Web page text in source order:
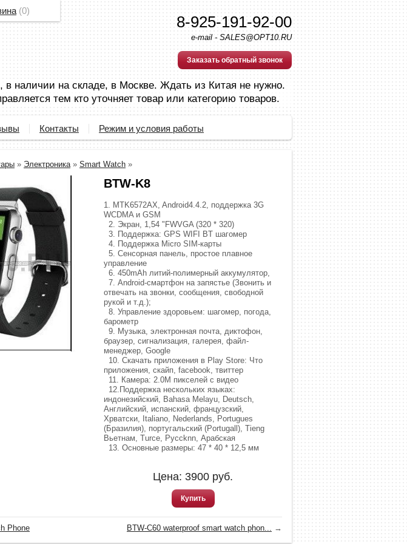
8-925-191-92-00
e-mail - SALES@OPT10.RU
Заказать обратный звонок
наличии на складе, в Москве. Ждать из Китая не нужно.
тем кто уточняет товар или категорию товаров.
Контакты Режим и условия работы
» Электроника» Smart Watch »
BTW-K8
1. MTK6572AX, Android4.4.2, поддержка 3G
WCDMA и GSM
2. Экран, 1,54 "FWVGA (320 * 320)
3. Поддержка: GPS WIFI BT шагомер
4. Поддержка Micro SIM-карты
5. Сенсорная панель, простое плавное
управление
6. 450mAh литий-полимерный аккумулятор,
7. Android-смартфон на запястье (Звонить и
отвечать на звонки, сообщения, свободной
рукой и т.д.);
8. Управление здоровьем: шагомер, погода,
барометр
9. Музыка, электронная почта, диктофон,
браузер, сигнализация, галерея, файл-
менеджер, Google
10. Скачать приложения в Play Store: Что
приложения, скайп, facebook, твиттер
11. Камера: 2.0M пикселей с видео
12.Поддержка нескольких языках:
индонезийский, Bahasa Melayu, Deutsch,
Английский, испанский, французский,
Хрватски, Italiano, Nederlands, Portugues
(Бразилия), португальский (Portugall), Tieng
Вьетнам, Turce, Pyccknn, Арабская
13. Основные размеры: 47 * 40 * 12,5 мм
Цена: 3900 руб.
Купить
Phone BTW-C60 waterproof smart watch phon... →
(0)